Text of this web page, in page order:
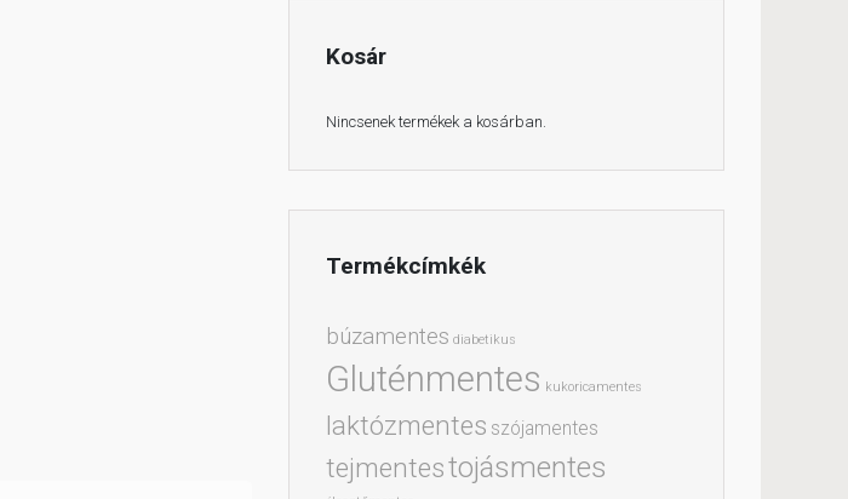
Kosár
Nincsenek termékek a kosárban.
Termékcímkék
búzamentes diabetikus
Gluténmentes kukoricamentes
laktózmentes szójamentes
tejmentestojásmentes